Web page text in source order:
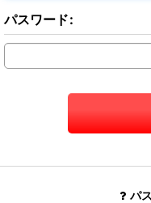
パスワード:
パ